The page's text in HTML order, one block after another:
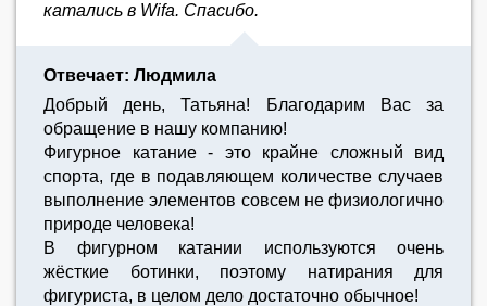
катались в Wifa. Спасибо.
Отвечает: Людмила
Добрый день, Татьяна! Благодарим Вас за
обращение в нашу компанию!
Фигурное катание - это крайне сложный вид
спорта, где в подавляющем количестве случаев
выполнение элементов совсем не физиологично
природе человека!
В фигурном катании используются очень
жёсткие ботинки, поэтому натирания для
фигуриста, в целом дело достаточно обычное!